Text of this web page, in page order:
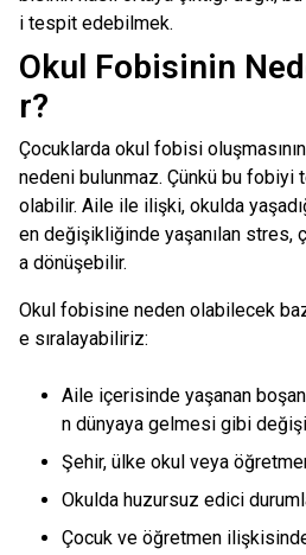
i tespit edebilmek.
Okul Fobisinin
r?
Çocuklarda okul fobisi
nedeni bulunmaz. Çünkü bu
olabilir. Aile ile ilişki, okulda
en değişikliğinde yaşanılan stres,
a dönüşebilir.
Okul fobisine neden olabilecek
e sıralayabiliriz:
Aile içerisinde yaşanan
n dünyaya gelmesi gibi
Şehir, ülke okul veya
Okulda huzursuz edici
Çocuk ve öğretmen